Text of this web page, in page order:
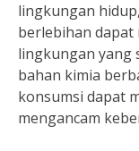
lingkungan
berlebihan dapat
lingkungan yang
bahan kimia
konsumsi dapat
mengancam